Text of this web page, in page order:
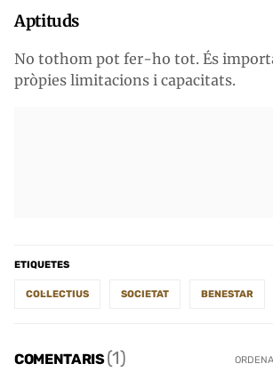
Aptituds
No tothom pot fer-ho tot. És
pròpies limitacions i capacitats.
ETIQUETES
COL·LECTIUS SOCIETAT BENESTAR
COMENTARIS(1)